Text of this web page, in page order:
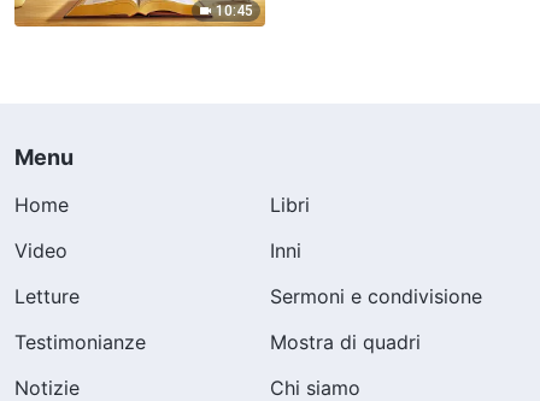
10:45
Menu
Home
Libri
Video
Inni
Letture
Sermoni e condivisione
Testimonianze
Mostra di quadri
Notizie
Chi siamo